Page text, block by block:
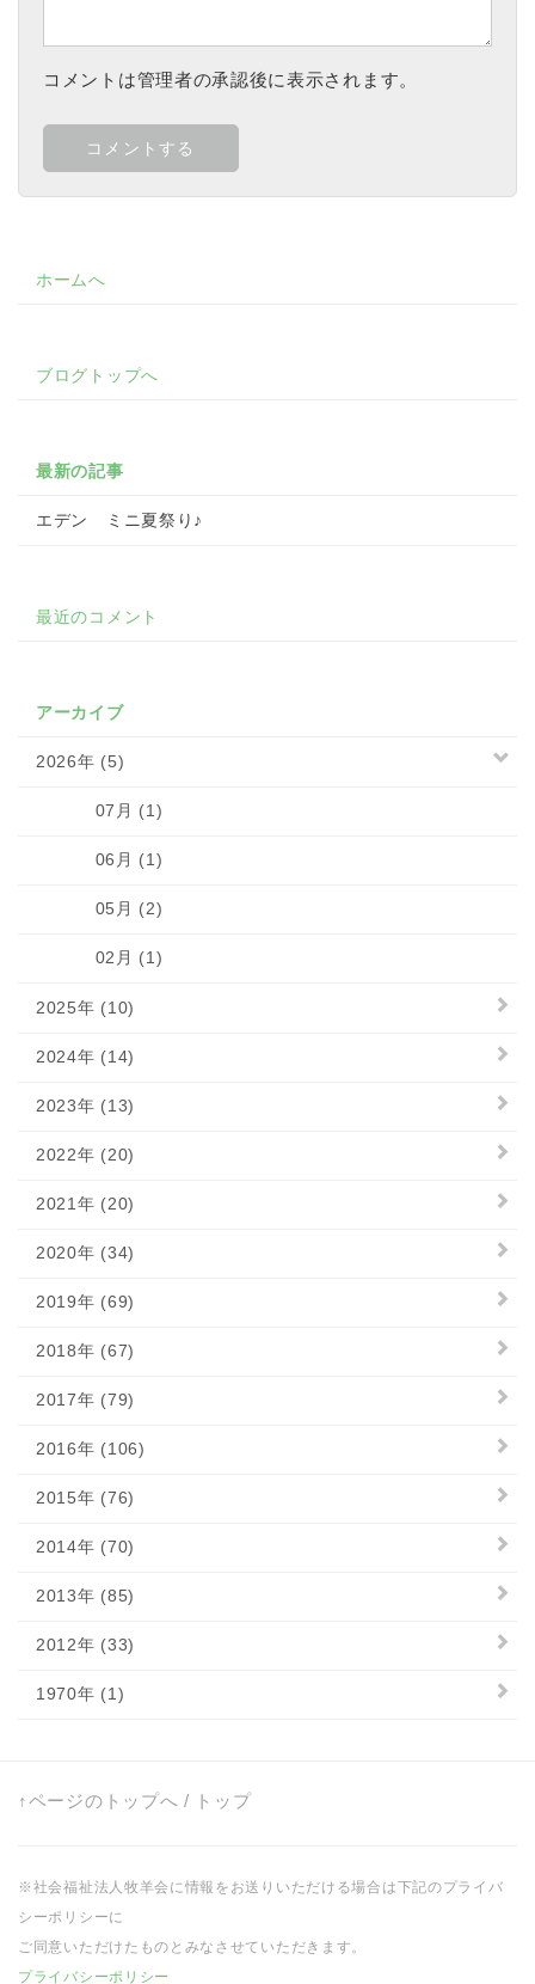
コメントは管理者の承認後に表示されます。
ホームへ
ブログトップへ
最新の記事
エデン ミニ夏祭り♪
最近のコメント
アーカイブ
2026年 (5)
07月 (1)
06月 (1)
05月 (2)
02月 (1)
2025年 (10)
2024年 (14)
2023年 (13)
2022年 (20)
2021年 (20)
2020年 (34)
2019年 (69)
2018年 (67)
2017年 (79)
2016年 (106)
2015年 (76)
2014年 (70)
2013年 (85)
2012年 (33)
1970年 (1)
↑ページのトップへ / トップ
※社会福祉法人牧羊会に情報をお送りいただける場合は下記のプライバ
シーポリシーに
ご同意いただけたものとみなさせていただきます。
プライバシーポリシー